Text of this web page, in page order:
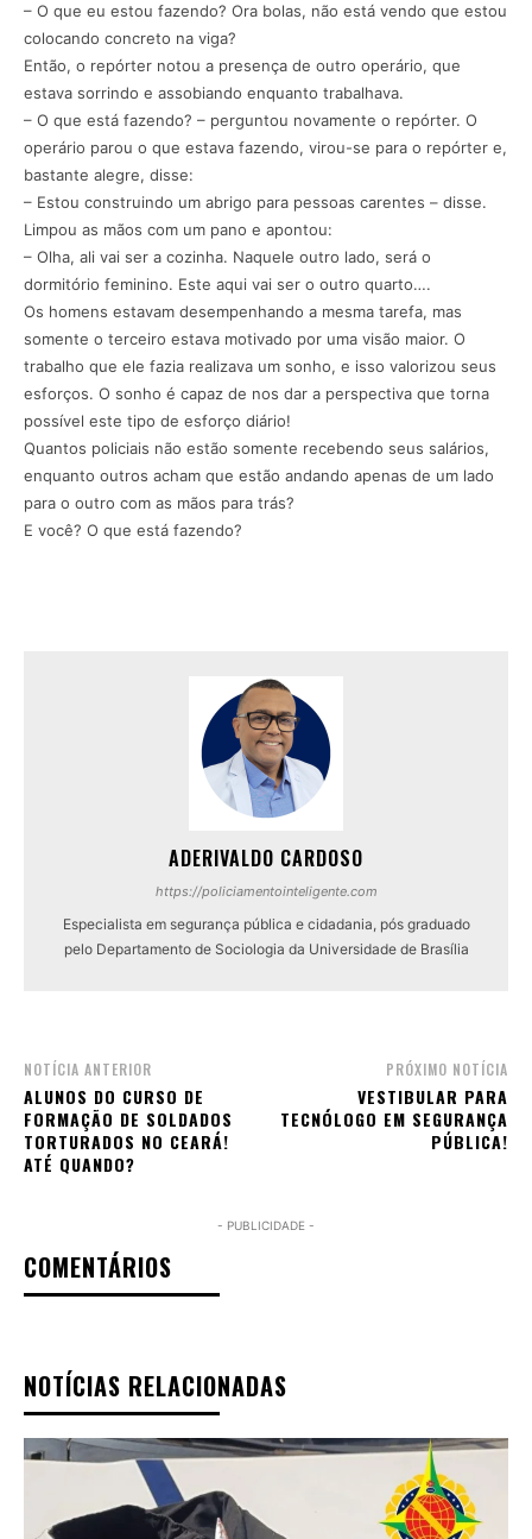
– O que eu estou fazendo? Ora bolas, não está vendo que estou
colocando concreto na viga?
Então, o repórter notou a presença de outro operário, que
estava sorrindo e assobiando enquanto trabalhava.
– O que está fazendo? – perguntou novamente o repórter. O
operário parou o que estava fazendo, virou-se para o repórter e,
bastante alegre, disse:
– Estou construindo um abrigo para pessoas carentes – disse.
Limpou as mãos com um pano e apontou:
– Olha, ali vai ser a cozinha. Naquele outro lado, será o
dormitório feminino. Este aqui vai ser o outro quarto….
Os homens estavam desempenhando a mesma tarefa, mas
somente o terceiro estava motivado por uma visão maior. O
trabalho que ele fazia realizava um sonho, e isso valorizou seus
esforços. O sonho é capaz de nos dar a perspectiva que torna
possível este tipo de esforço diário!
Quantos policiais não estão somente recebendo seus salários,
enquanto outros acham que estão andando apenas de um lado
para o outro com as mãos para trás?
E você? O que está fazendo?
ADERIVALDO CARDOSO
https://policiamentointeligente.com
Especialista em segurança pública e cidadania, pós graduado
pelo Departamento de Sociologia da Universidade de Brasília
NOTÍCIA ANTERIOR
ALUNOS DO CURSO DE
FORMAÇÃO DE SOLDADOS
TORTURADOS NO CEARÁ!
ATÉ QUANDO?
PRÓXIMO NOTÍCIA
VESTIBULAR PARA
TECNÓLOGO EM SEGURANÇA
PÚBLICA!
- PUBLICIDADE -
COMENTÁRIOS
NOTÍCIAS RELACIONADAS